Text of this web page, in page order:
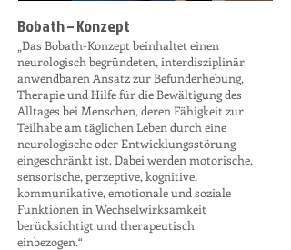
Bobath – Konzept
„Das Bobath-Konzept beinhaltet einen
neurologisch begründeten, interdisziplinär
anwendbaren Ansatz zur Befunderhebung,
Therapie und Hilfe für die Bewältigung des
Alltages bei Menschen, deren Fähigkeit zur
Teilhabe am täglichen Leben durch eine
neurologische oder Entwicklungsstörung
eingeschränkt ist. Dabei werden motorische,
sensorische, perzeptive, kognitive,
kommunikative, emotionale und soziale
Funktionen in Wechselwirksamkeit
berücksichtigt und therapeutisch
einbezogen.“